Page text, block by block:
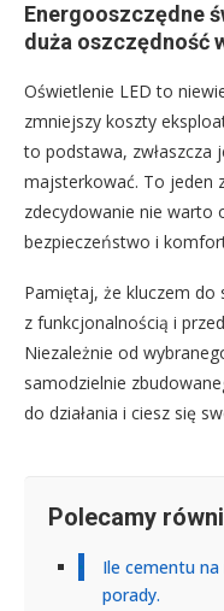
Energooszczędne
duża oszczędność
Oświetlenie LED to
zmniejszy koszty
to podstawa, zwłaszcza
majsterkować. To jeden
zdecydowanie nie warto
bezpieczeństwo i
Pamiętaj, że kluczem do
z funkcjonalnością i
Niezależnie od
samodzielnie
do działania i ciesz się
Polecamy
Ile cementu
porady.